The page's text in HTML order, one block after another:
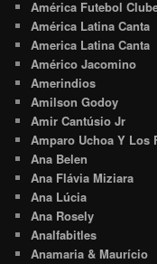
América Futebol
América Latina Canta
America Latina Canta
Américo Jacomino
Amerindios
Amilson Godoy
Amir Cantúsio Jr
Amparo Uchoa Y Los
Ana Belen
Ana Flávia Miziara
Ana Lúcia
Ana Rosely
Analfabitles
Anamaria & Maurício